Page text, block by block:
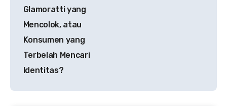
Glamoratti yang
Mencolok, atau
Konsumen yang
Terbelah Mencari
Identitas?